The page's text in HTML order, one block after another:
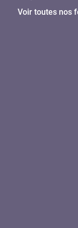
Voir toutes nos